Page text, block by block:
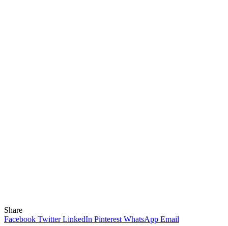
Share
Facebook Twitter LinkedIn Pinterest WhatsApp Email